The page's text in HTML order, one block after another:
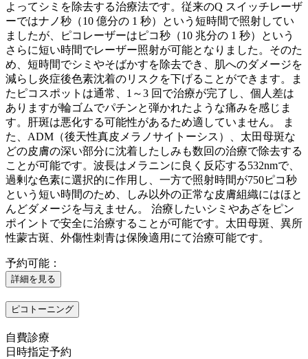
よってシミを除去する治療法です。従来のQ スイッチレーザ
ーではナノ秒（10 億分の 1 秒）という短時間で照射してい
ましたが、ピコレーザーはピコ秒（10 兆分の 1 秒）という
さらに短い時間でレーザー照射が可能となりました。そのた
め、短時間でシミやそばかすを除去でき、肌へのダメージを
減らし炎症後色素沈着のリスクを下げることができます。ま
たピコスポットは通常、1～3 回で治療が完了し、個人差は
ありますが輪ゴムでパチンと弾かれたような痛みを感じま
す。肝斑は悪化する可能性があるため適していません。 ま
た、ADM（後天性真皮メラノサイトーシス）、太田母斑な
どの皮膚の深い部分に沈着したしみも数回の治療で除去する
ことが可能です。波長はメラニンに良く反応する532nmで、
過剰な色素に選択的に作用し、一方で照射時間が750ピコ秒
という短い時間のため、しみ以外の正常な皮膚組織にはほと
んどダメージを与えません。 治療したいシミやあざをピン
ポイントで安全に治療することが可能です。太田母斑、異所
性蒙古斑、外傷性刺青は保険適用にて治療可能です。
予約可能：
詳細を見る
ピコトーニング
自費診療
日時指定予約